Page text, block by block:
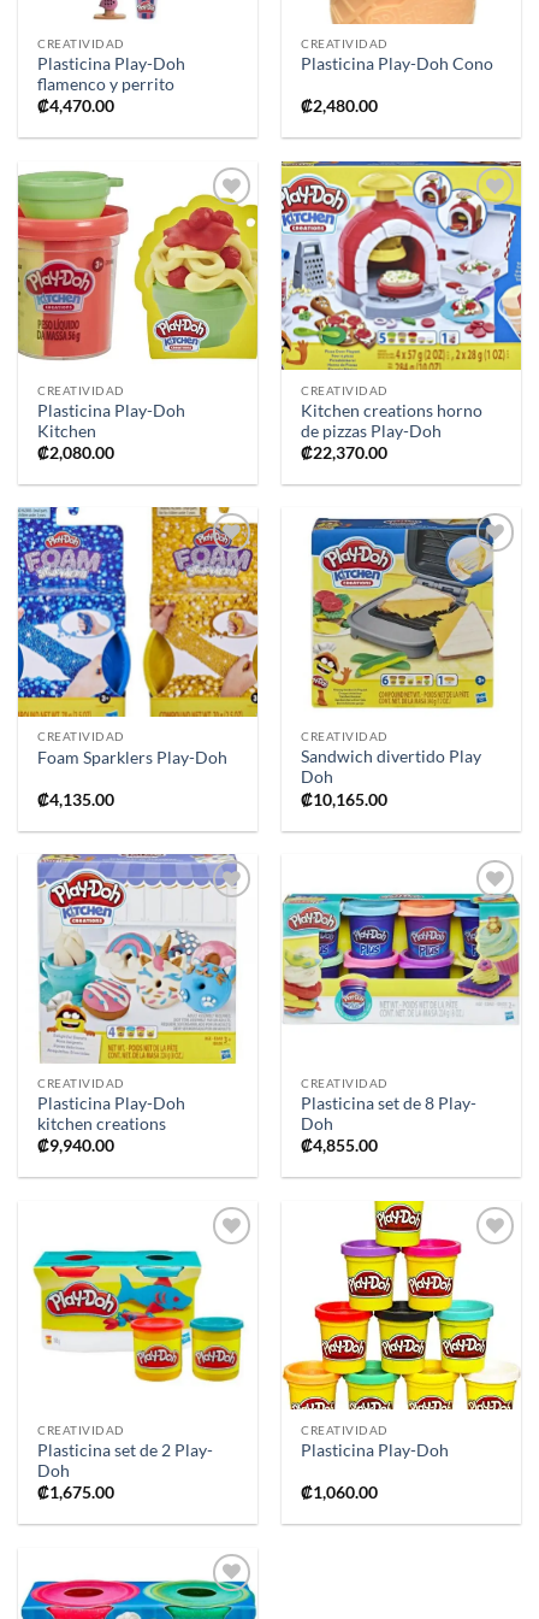
CREATIVIDAD
Plasticina Play-Doh
flamenco y perrito
₡4,470.00
CREATIVIDAD
Plasticina Play-Doh Cono
₡2,480.00
Añadir
a la
lista de
deseos
CREATIVIDAD
Plasticina Play-Doh
Kitchen
₡2,080.00
Añadir
a la
lista de
deseos
CREATIVIDAD
Kitchen creations horno
de pizzas Play-Doh
₡22,370.00
Añadir
a la
lista de
deseos
CREATIVIDAD
Foam Sparklers Play-Doh
₡4,135.00
Añadir
a la
lista de
deseos
CREATIVIDAD
Sandwich divertido Play
Doh
₡10,165.00
a la
lista de
deseos
CREATIVIDAD
Plasticina Play-Doh
kitchen creations
₡9,940.00
Añadir
a la
lista de
deseos
CREATIVIDAD
Plasticina set de 8 Play-
Doh
₡4,855.00
CREATIVIDAD
Plasticina set de 2 Play-
Doh
₡1,675.00
deseos
CREATIVIDAD
Plasticina Play-Doh
₡1,060.00
Añadir